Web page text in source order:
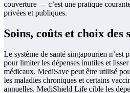
couverture — c’est une pratique
privées et publiques.
Soins, coûts et choix des
Le système de santé singapourien n’est
pour limiter les dépenses inutiles et
médicaux. MediSave peut être utilisé
les maladies chroniques et certains
annuelles. MediShield Life cible les